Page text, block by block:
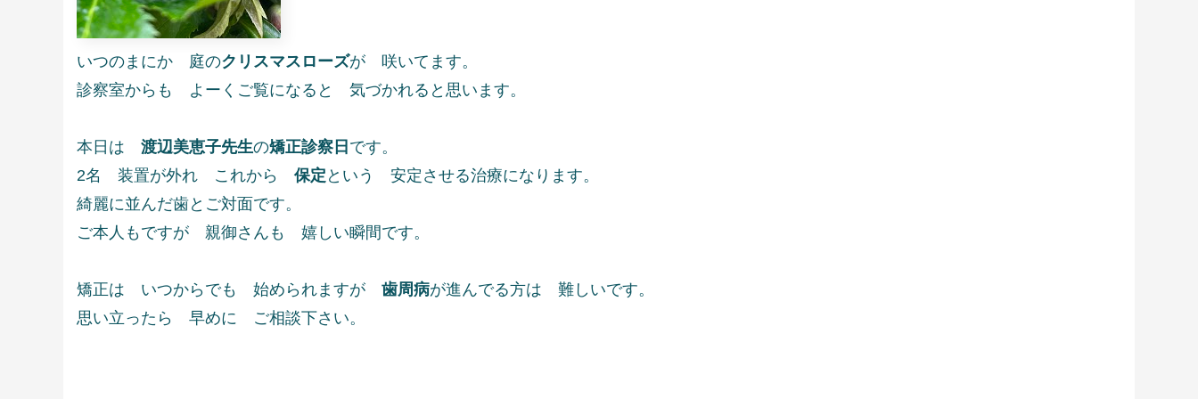
いつのまにか 庭のクリスマスローズが 咲いてます。
診察室からも よーくご覧になると 気づかれると思います。
本日は 渡辺美恵子先生の矯正診察日 です。
2名 装置が外れ これから 保定 という 安定させる治療になります。
綺麗に並んだ歯とご対面です。
ご本人もですが 親御さんも 嬉しい瞬間です。
矯正は いつからでも 始められますが 歯周病が進んでる方は 難しいです。
思い立ったら 早めに ご相談下さい。